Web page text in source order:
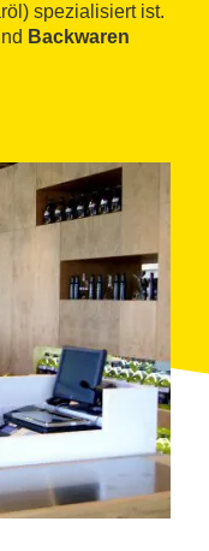
spezialisiert ist.
Backwaren
Rohstoffen